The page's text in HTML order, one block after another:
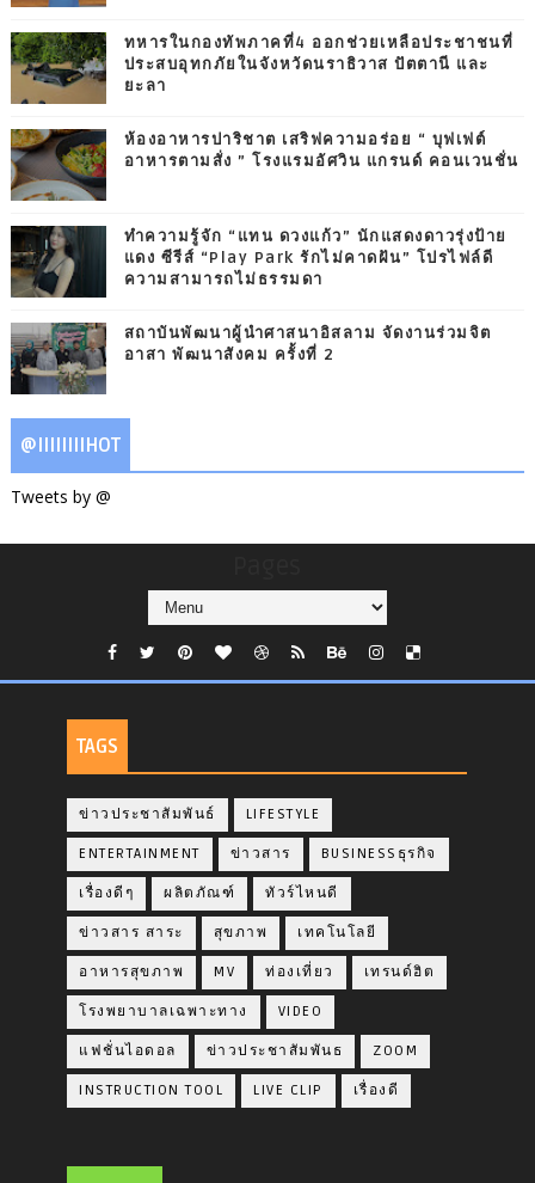
ทหารในกองทัพภาคที่4 ออกช่วยเหลือประชาชนที่
ประสบอุทกภัยในจังหวัดนราธิวาส ปัตตานี และ
ยะลา
ห้องอาหารปาริชาต เสริฟความอร่อย “ บุฟเฟต์
อาหารตามสั่ง ” โรงแรมอัศวิน แกรนด์ คอนเวนชั่น
ทำความรู้จัก “แทน ดวงแก้ว” นักแสดงดาวรุ่งป้าย
แดง ซีรีส์ “Play Park รักไม่คาดฝัน” โปรไฟล์ดี
ความสามารถไม่ธรรมดา
สถาบันพัฒนาผู้นำศาสนาอิสลาม จัดงานร่วมจิต
อาสา พัฒนาสังคม ครั้งที่ 2
@IIIIIIIIHOT
Tweets by @
TAGS
ข่าวประชาสัมพันธ์ LIFESTYLE
ENTERTAINMENT ข่าวสาร BUSINESSธุรกิจ
เรื่องดีๆ ผลิตภัณฑ์ ทัวร์ไหนดี
ข่าวสาร สาระ สุขภาพ เทคโนโลยี
อาหารสุขภาพ MV ท่องเที่ยว เทรนด์ฮิต
โรงพยาบาลเฉพาะทาง VIDEO
แฟชั่นไอดอล ข่าวประชาสัมพันธ ZOOM
INSTRUCTION TOOL LIVE CLIP เรื่องดี